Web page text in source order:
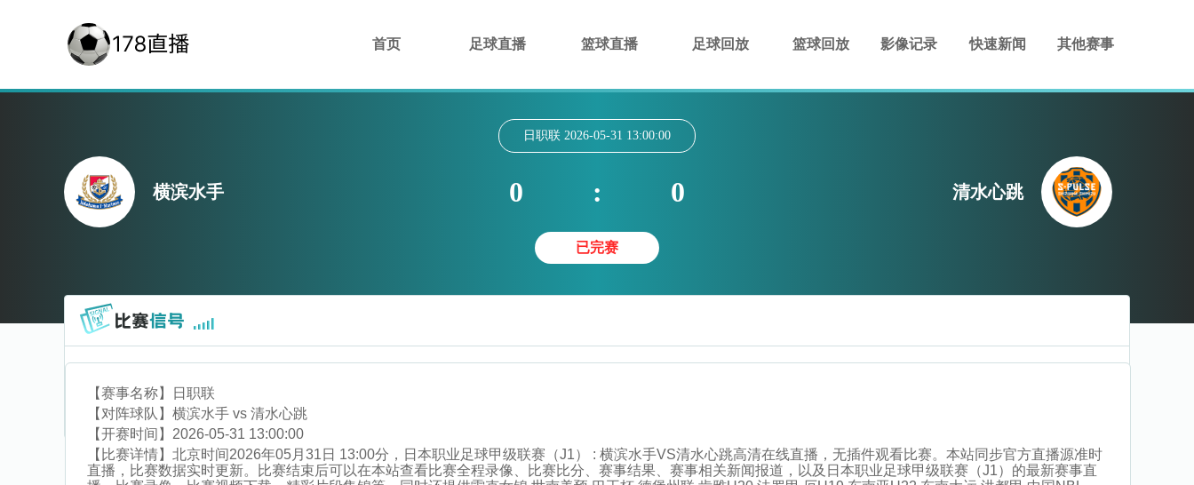
首页 足球直播 篮球直播 足球回放 篮球回放 影像记录 快速新闻 其他赛事
横滨水手
日职联 2026-05-31 13:00:00
0 : 0
已完赛
清水心跳
【赛事名称】
日职联
【对阵球队】 横滨水手 vs 清水心跳
【开赛时间】 2026-05-31 13:00:00
【比赛详情】 北京时间2026年05月31日 13:00分，日本职业足球甲级联赛（J1） : 横滨水手VS清水心跳高清在线直播，无插件观看比赛。本站同步官方直播源准时
直播，比赛数据实时更新。比赛结束后可以在本站查看比赛全程录像、比赛比分、赛事结果、赛事相关新闻报道，以及日本职业足球甲级联赛（J1）的最新赛事直